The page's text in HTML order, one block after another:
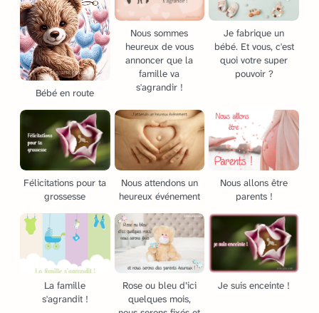
Bébé en route
Nous sommes
heureux de vous
annoncer que la
famille va
s'agrandir !
Je fabrique un
bébé. Et vous, c'est
quoi votre super
pouvoir ?
Félicitations pour ta
grossesse
Nous attendons un
heureux événement
Nous allons être
parents !
La famille
s'agrandit !
Rose ou bleu d’ici
quelques mois,
Je suis enceinte !